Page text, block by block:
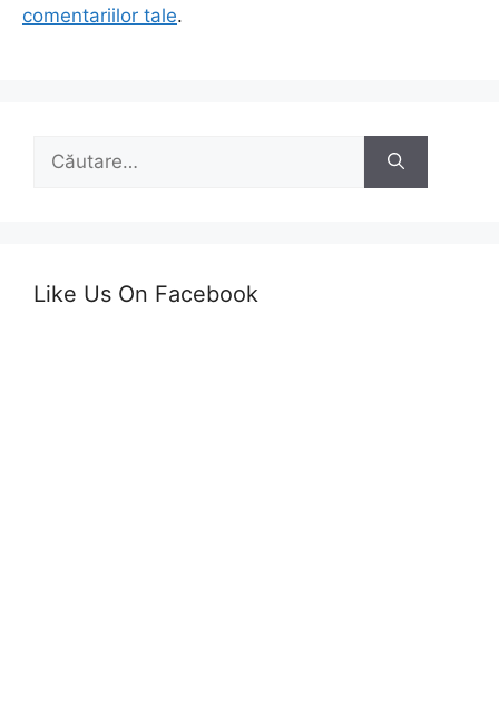
comentariilor tale.
Caută
Like Us On Facebook